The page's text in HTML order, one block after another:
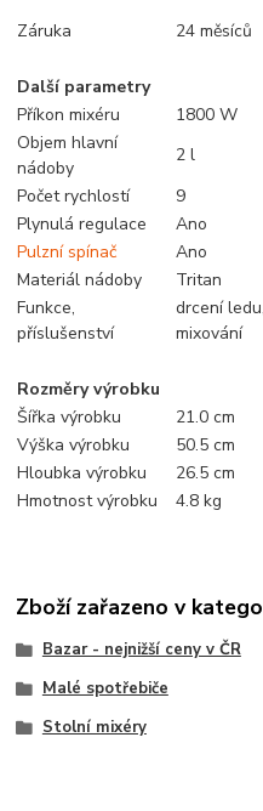
Záruka
24 měsíců
Další parametry
Příkon mixéru
1800 W
Objem hlavní
nádoby
2 l
Počet rychlostí
9
Plynulá regulace
Ano
Pulzní spínač
Ano
Materiál nádoby
Tritan
Funkce,
příslušenství
drcení
mixování
Rozměry výrobku
Šířka výrobku
21.0 cm
Výška výrobku
50.5 cm
Hloubka výrobku
26.5 cm
Hmotnost výrobku
4.8 kg
Zboží zařazeno v
Bazar - nejnižší ceny v ČR
Malé spotřebiče
Stolní mixéry